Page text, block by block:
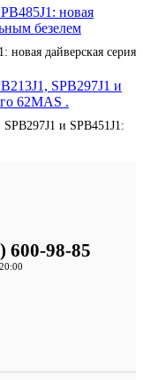
новая дайверская серия
и SPB451J1:
600-98-85